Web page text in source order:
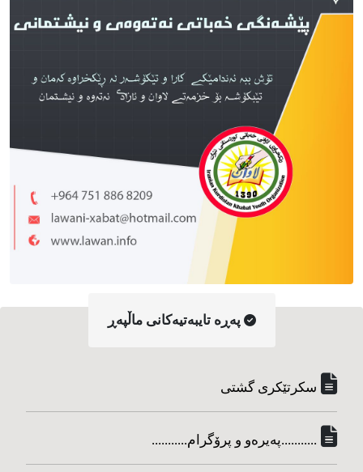
په‌ڕه‌ تایبه‌تیه‌کانی ماڵپه‌ڕ
سکرتێکری گشتی
...........په‌یره‌و و پرۆگرام...........